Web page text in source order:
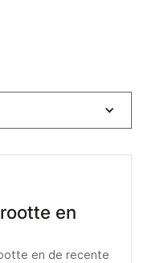
en
en de recente